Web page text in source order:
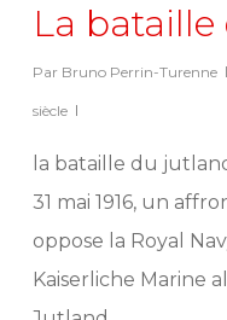
La
Par Bruno Perrin-Turenne
siècle
la bataille du
31 mai 1916, un
oppose la Royal
Kaiserliche Marine